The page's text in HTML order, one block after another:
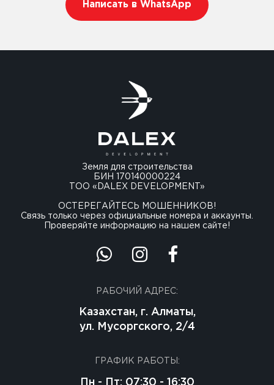
Написать в WhatsApp
Земля для строительства
БИН 170140000224
ТОО «DALEX DEVELOPMENT»
ОСТЕРЕГАЙТЕСЬ МОШЕННИКОВ!
Связь только через официальные номера и аккаунты.
Проверяйте информацию на нашем сайте!
РАБОЧИЙ АДРЕС:
Казахстан, г. Алматы,
ул. Мусоргского, 2/4
ГРАФИК РАБОТЫ:
Пн - Пт: 07:30 - 16:30